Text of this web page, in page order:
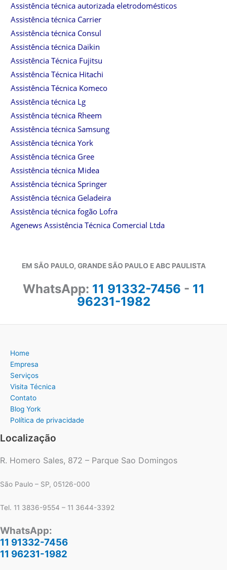
Assistência técnica autorizada eletrodomésticos
Assistência técnica Carrier
Assistência técnica Consul
Assistência técnica Daikin
Assistência Técnica Fujitsu
Assistência Técnica Hitachi
Assistência Técnica Komeco
Assistência técnica Lg
Assistência técnica Rheem
Assistência técnica Samsung
Assistência técnica York
Assistência técnica Gree
Assistência técnica Midea
Assistência técnica Springer
Assistência técnica Geladeira
Assistência técnica fogão Lofra
Agenews Assistência Técnica Comercial Ltda
EM SÃO PAULO, GRANDE SÃO PAULO E ABC PAULISTA
WhatsApp: 11 91332-7456 - 11
96231-1982
Home
Empresa
Serviços
Visita Técnica
Contato
Blog York
Política de privacidade
Localização
R. Homero Sales, 872 – Parque Sao Domingos
São Paulo – SP, 05126-000
Tel. 11 3836-9554 – 11 3644-3392
WhatsApp:
11 91332-7456
11 96231-1982